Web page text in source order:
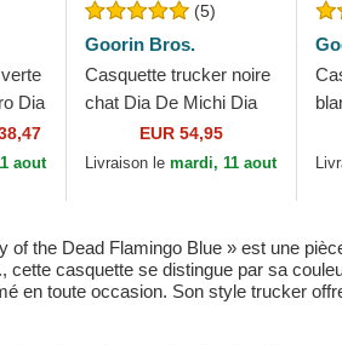
Dia
aout
(5)
Goorin Bros.
Casquette trucker noire
chat Dia De Michi Dia
De Los Muertos The
Farm Goorin Bros.
EUR 54,95
Livraison lemardi, 11 aout
the Dead Flamingo Blue » est une
casquette se distingue par sa
en toute occasion. Son style trucker